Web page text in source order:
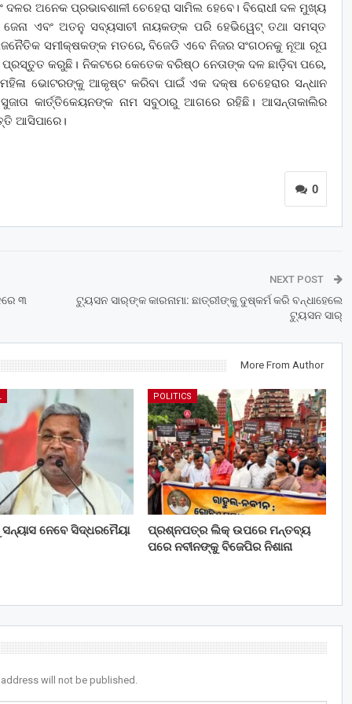
ଦଳର ଅନେକ ପ୍ରଭାବଶାଳୀ ଚେହେରା ସାମିଲ ହେବେ। ବିରୋଧୀ ଦଳ ମୁଖ୍ୟ
ଏବଂ ଅତନୁ ସବ୍ୟସାଚୀ ନାୟକଙ୍କ ପରି ହେଭିୱେଟ୍‌ ତଥା ସମସ୍ତ
ସମୀକ୍ଷକଙ୍କ ମତରେ, ବିଜେଡି ଏବେ ନିଜର ସଂଗଠନକୁ ନୂଆ ରୂପ
ପ୍ରସ୍ତୁତ କରୁଛି। ନିକଟରେ କେତେକ ବରିଷ୍ଠ ନେତାଙ୍କ ଦଳ ଛାଡ଼ିବା ପରେ,
ଭୋଟରଙ୍କୁ ଆକୃଷ୍ଟ କରିବା ପାଇଁ ଏକ ଦକ୍ଷ ଚେହେରାର ସନ୍ଧାନ
କାର୍ତ୍ତିକେୟନଙ୍କ ନାମ ସବୁଠାରୁ ଆଗରେ ରହିଛି। ଆସନ୍ତାକାଲିର
ଆସିପାରେ।
0
୩
NEXT POST
ଟ୍ୟୁସନ ସାର୍‌ଙ୍କ କାରନାମା: ଛାତ୍ରୀଙ୍କୁ ଦୁଷ୍କର୍ମ କରି ବନ୍ଧାହେଲେ
ଟ୍ୟୁସନ ସାର୍
More From Author
ସନ୍ୟାସ ନେବେ ସିଦ୍ଧରମୈୟା
POLITICS
ପ୍ରଶ୍ନପତ୍ର ଲିକ୍ ଉପରେ ମନ୍ତବ୍ୟ
ପରେ ନବୀନଙ୍କୁ ବିଜେପିର ନିଶାନା
will not be published.